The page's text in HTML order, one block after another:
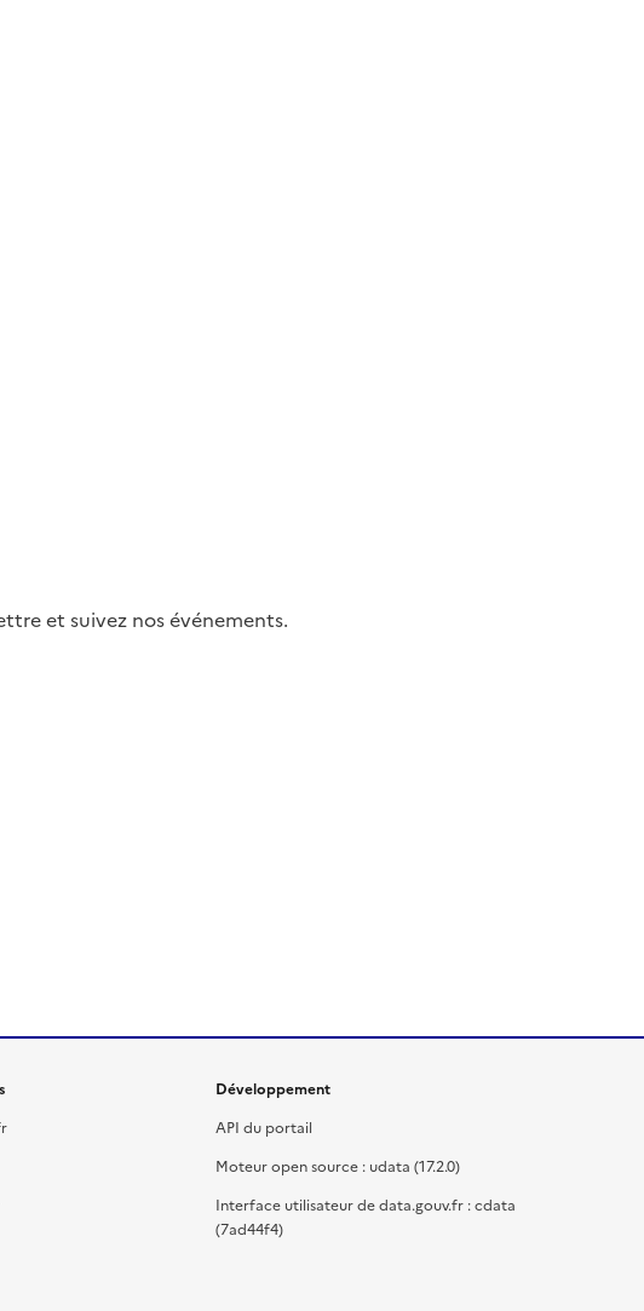
et suivez nos événements.
Développement
API du portail
Moteur open source : udata (17.2.0)
Interface utilisateur de data.gouv.fr : cdata
(7ad44f4)